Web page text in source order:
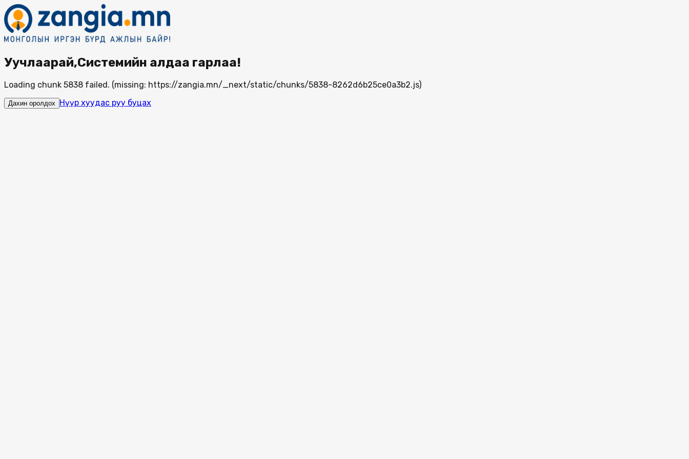
Уучлаарай,Системийн алдаа гарлаа!
Loading chunk 5838 failed. (missing: https://zangia.mn/_next/static/chunks/5838-8262d6b25ce0a3b2.js)
Дахин оролдох Нүүр хуудас руу буцах